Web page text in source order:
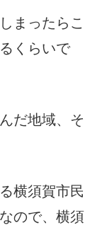
まったらこ
くらいで
だ地域、そ
横須賀市民
ので、横須